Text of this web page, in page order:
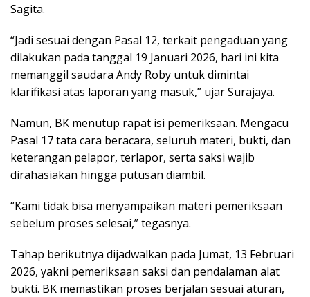
Sagita.
“Jadi sesuai dengan Pasal 12, terkait pengaduan yang
dilakukan pada tanggal 19 Januari 2026, hari ini kita
memanggil saudara Andy Roby untuk dimintai
klarifikasi atas laporan yang masuk,” ujar Surajaya.
Namun, BK menutup rapat isi pemeriksaan. Mengacu
Pasal 17 tata cara beracara, seluruh materi, bukti, dan
keterangan pelapor, terlapor, serta saksi wajib
dirahasiakan hingga putusan diambil.
“Kami tidak bisa menyampaikan materi pemeriksaan
sebelum proses selesai,” tegasnya.
Tahap berikutnya dijadwalkan pada Jumat, 13 Februari
2026, yakni pemeriksaan saksi dan pendalaman alat
bukti. BK memastikan proses berjalan sesuai aturan,